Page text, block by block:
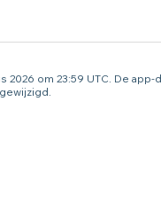
2026 om 23:59 UTC. De